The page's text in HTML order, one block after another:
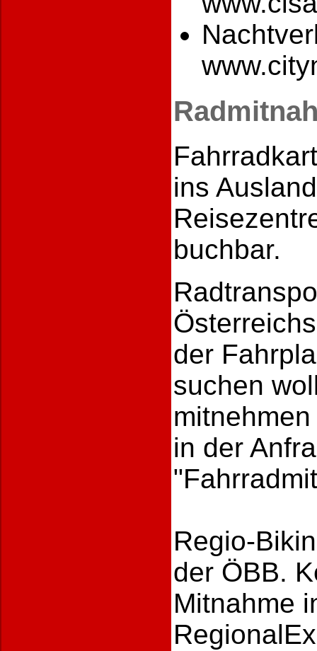
ins
buchbar.
der
suchen
in der
Regio-
der ÖBB.
Mitnahme